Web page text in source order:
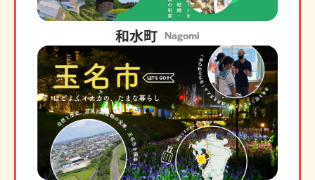
和水町 Nagomi